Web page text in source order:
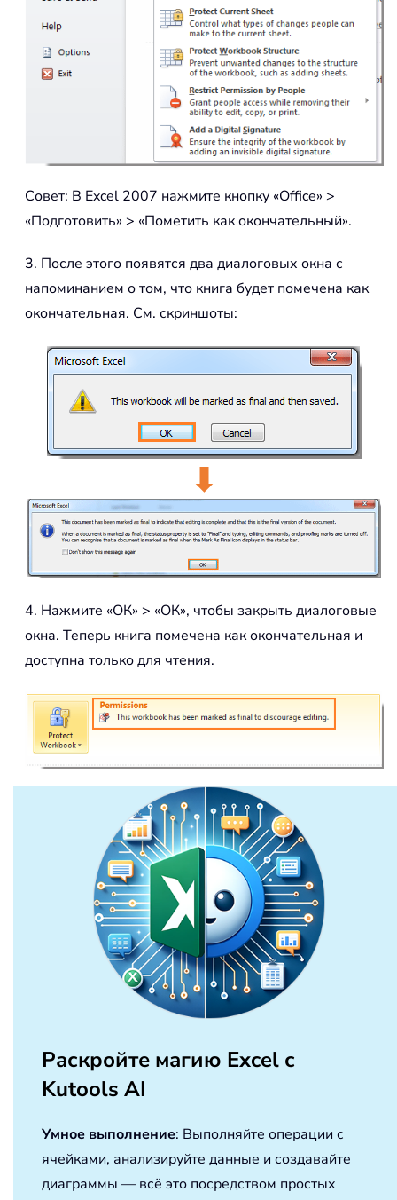
Совет: В Excel 2007 нажмите кнопку «Office» >
«Подготовить» > «Пометить как окончательный».
3. После этого появятся два диалоговых окна с
напоминанием о том, что книга будет помечена как
окончательная. См. скриншоты:
4. Нажмите «ОК» > «ОК», чтобы закрыть диалоговые
окна. Теперь книга помечена как окончательная и
доступна только для чтения.
Раскройте магию Excel с
Kutools AI
Умное выполнение: Выполняйте операции с
ячейками, анализируйте данные и создавайте
диаграммы — всё это посредством простых